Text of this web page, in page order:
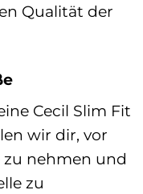
Qualität der
Cecil Slim Fit
wir dir, vor
zu nehmen und
zu